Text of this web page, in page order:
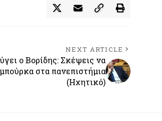
NEXT ARTICLE
ο Βορίδης: Σκέψεις να
στα πανεπιστήμια
(Ηχητικό)